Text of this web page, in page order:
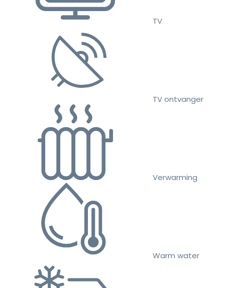
TV
TV ontvanger
Verwarming
Warm water